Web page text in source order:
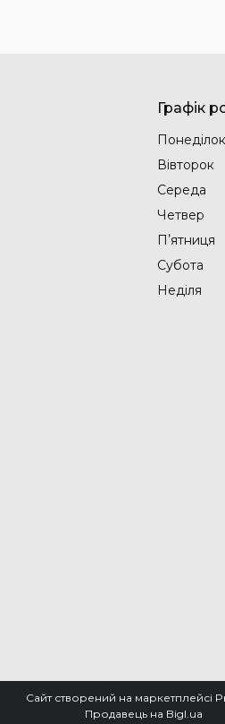
Графік
Понеділок
Вівторок
Середа
Четвер
Пʼятниця
Субота
Неділя
Сайт створений на маркетплейсі
Продавець на Bigl.ua